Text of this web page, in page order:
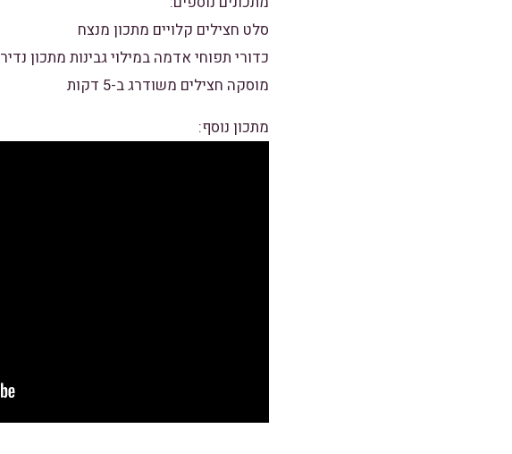
סלט חצילים קלויים מתכון מנצח
כדורי תפוחי אדמה במילוי גבינות מתכון נדיר
מוסקה חצילים משודרג ב-5 דקות
מתכון נוסף: